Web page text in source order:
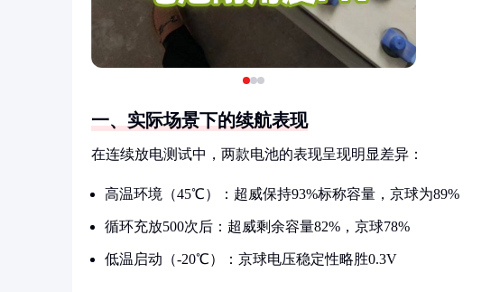
一、实际场景下的续航表现
在连续放电测试中，两款电池的表现呈现明显差异：
高温环境（45℃）：超威保持93%标称容量，京球为89%
循环充放500次后：超威剩余容量82%，京球78%
低温启动（-20℃）：京球电压稳定性略胜0.3V